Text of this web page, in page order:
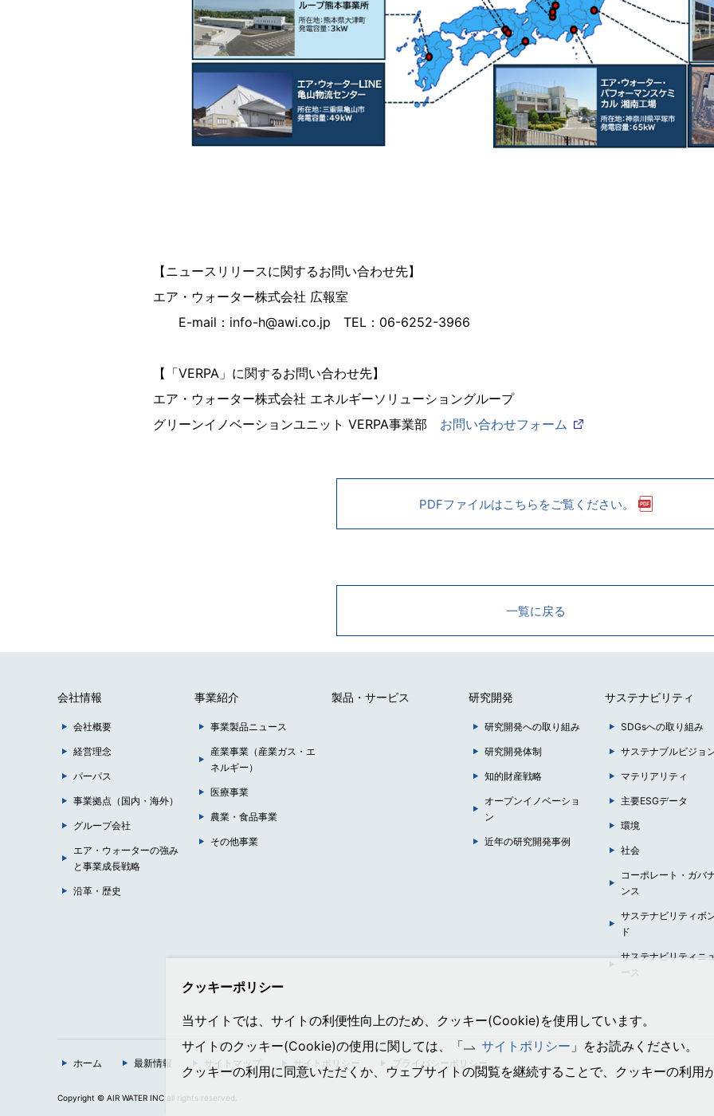
【ニュースリリースに関するお問い合わせ先】
エア・ウォーター株式会社 広報室
E-mail：info-h@awi.co.jp TEL：06-6252-3966
【「VERPA」に関するお問い合わせ先】
エア・ウォーター株式会社 エネルギーソリューショングループ
グリーンイノベーションユニット VERPA事業部 お問い合わせフォーム
PDFファイルはこちらをご覧ください。
一覧に戻る
クッキーポリシー
当サイトでは、サイトの利便性向上のため、クッキー(Cookie)を使用しています。
サイトのクッキー(Cookie)の使用に関しては、「
サイトポリシー 」をお読みください。
クッキーの利用に同意いただくか、ウェブサイトの閲覧を継続することで、クッキーの利用
会社情報
会社概要
経営理念
パーパス
事業拠点（国内・海外）
グループ会社
エア・ウォーターの強み
と事業成長戦略
沿革・歴史
事業紹介
事業製品ニュース
産業事業（産業ガス・エ
ネルギー）
医療事業
農業・食品事業
その他事業
製品・サービス 研究開発
研究開発への取り組み
研究開発体制
知的財産戦略
オープンイノベーショ
ン
近年の研究開発事例
サステナビリティ
SDGsへの取り組み
サステナブルビジョ
マテリアリティ
主要ESGデータ
環境
社会
コーポレート・ガバ
ンス
サステナビリティボ
ド
サステナビリティニ
ース
ホーム 最新情報 サイトマップ サイトポリシー プライバシーポリシー
Copyright © AIR WATER INC all rights reserved.